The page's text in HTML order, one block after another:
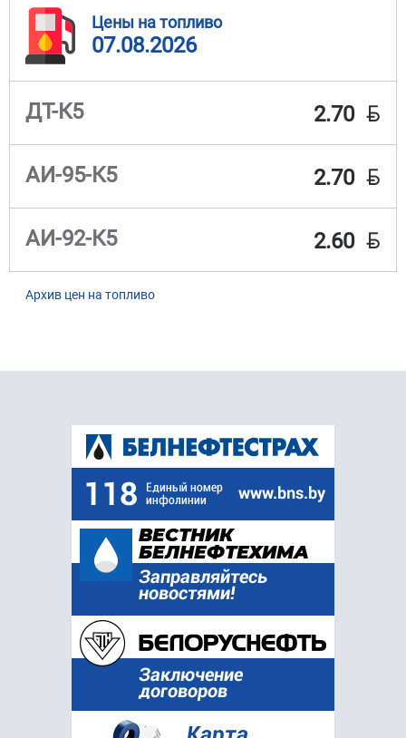
Цены на топливо
07.08.2026
ДТ-К5 2.70 BYN
АИ-95-К5 2.70 BYN
АИ-92-К5 2.60 BYN
Архив цен на топливо